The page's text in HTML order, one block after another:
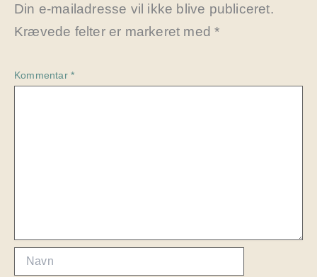
Din e-mailadresse vil ikke blive publiceret.
Krævede felter er markeret med*
Kommentar *
Navn